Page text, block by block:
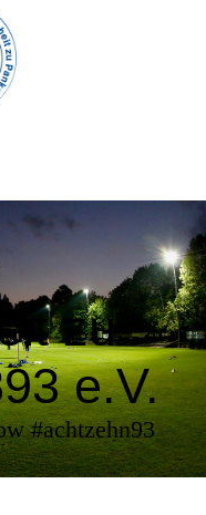
zu
e.V.
#achtzehn93